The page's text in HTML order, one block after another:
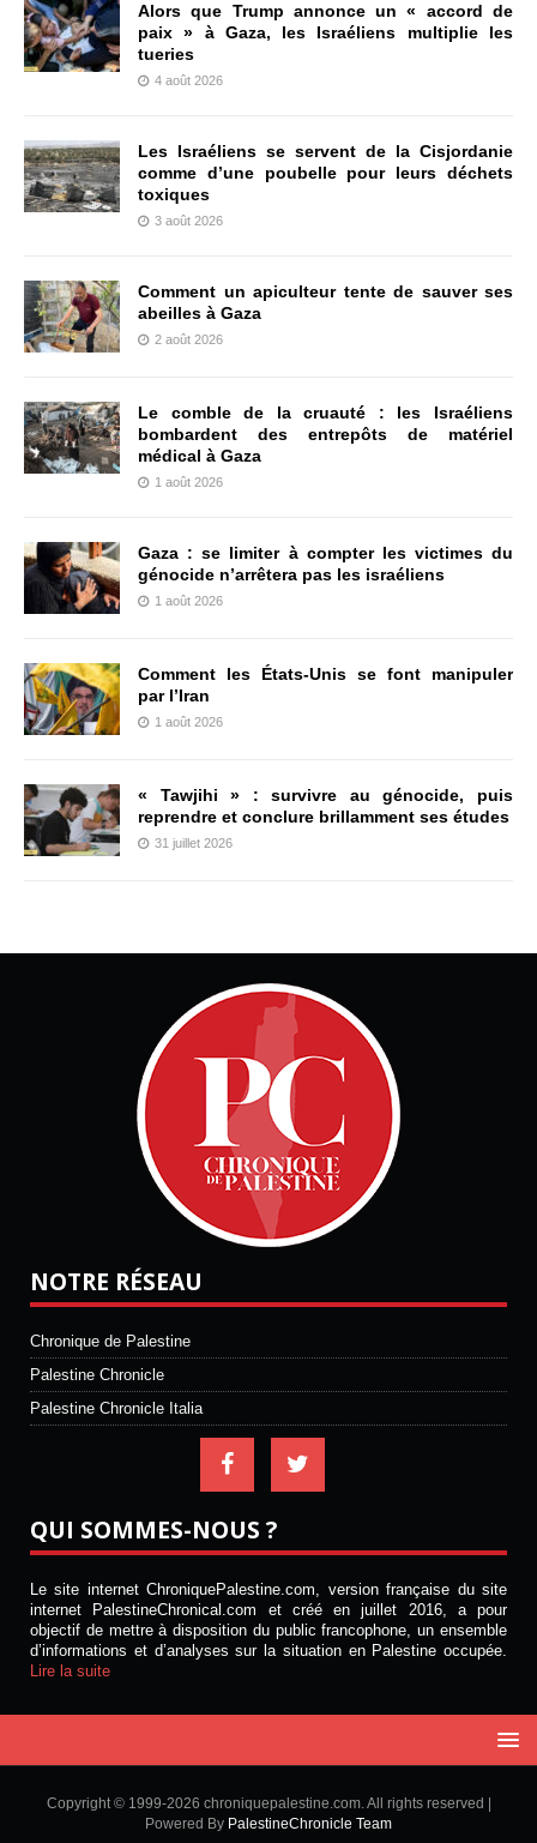
Alors que Trump annonce un « accord de
paix » à Gaza, les Israéliens multiplie les
tueries
4 août 2026
Les Israéliens se servent de la Cisjordanie
comme d’une poubelle pour leurs déchets
toxiques
3 août 2026
Comment un apiculteur tente de sauver ses
abeilles à Gaza
2 août 2026
Le comble de la cruauté : les Israéliens
bombardent des entrepôts de matériel
médical à Gaza
1 août 2026
Gaza : se limiter à compter les victimes du
génocide n’arrêtera pas les israéliens
1 août 2026
Comment les États-Unis se font manipuler
par l’Iran
1 août 2026
« Tawjihi » : survivre au génocide, puis
reprendre et conclure brillamment ses études
31 juillet 2026
NOTRE RÉSEAU
Chronique de Palestine
Palestine Chronicle
Palestine Chronicle Italia
QUI SOMMES-NOUS ?
Le site internet ChroniquePalestine.com, version française du site
internet PalestineChronical.com et créé en juillet 2016, a pour
objectif de mettre à disposition du public francophone, un ensemble
d’informations et d’analyses sur la situation en Palestine occupée.
Lire la suite
Copyright © 1999-2026 chroniquepalestine.com. All rights reserved |
Powered By PalestineChronicle Team